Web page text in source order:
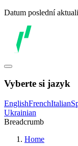
Datum poslední
Vyberte si jazyk
EnglishFrenchItalian
Ukrainian
Breadcrumb
Home